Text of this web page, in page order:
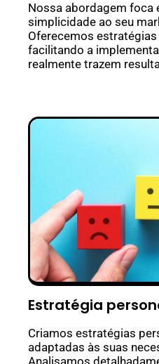
Nossa abordagem foca
simplicidade ao seu
Oferecemos
facilitando a
realmente trazem
Estratégia
Criamos estratégias
adaptadas às suas